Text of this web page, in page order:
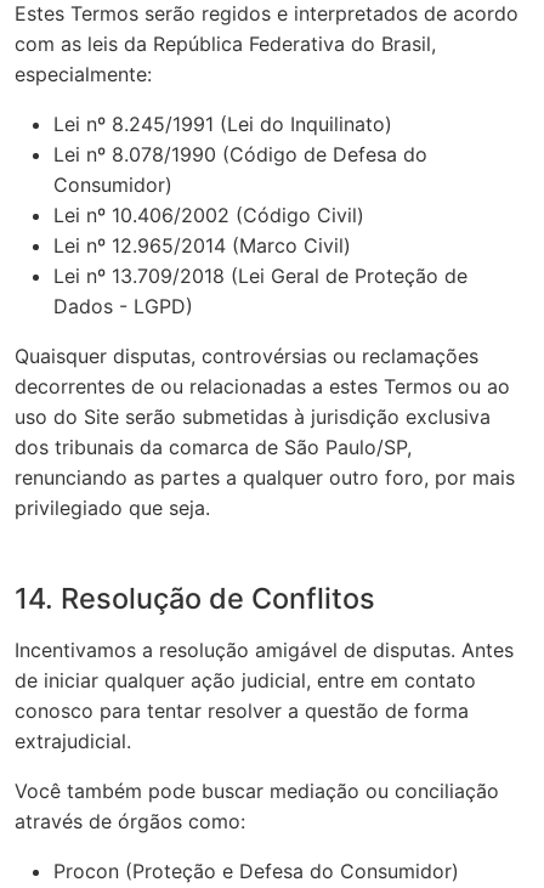
Estes Termos serão regidos e interpretados de acordo
com as leis da República Federativa do Brasil,
especialmente:
Lei nº 8.245/1991 (Lei do Inquilinato)
Lei nº 8.078/1990 (Código de Defesa do
Consumidor)
Lei nº 10.406/2002 (Código Civil)
Lei nº 12.965/2014 (Marco Civil)
Lei nº 13.709/2018 (Lei Geral de Proteção de
Dados - LGPD)
Quaisquer disputas, controvérsias ou reclamações
decorrentes de ou relacionadas a estes Termos ou ao
uso do Site serão submetidas à jurisdição exclusiva
dos tribunais da comarca de São Paulo/SP,
renunciando as partes a qualquer outro foro, por mais
privilegiado que seja.
14. Resolução de Conflitos
Incentivamos a resolução amigável de disputas. Antes
de iniciar qualquer ação judicial, entre em contato
conosco para tentar resolver a questão de forma
extrajudicial.
Você também pode buscar mediação ou conciliação
através de órgãos como:
Procon (Proteção e Defesa do Consumidor)